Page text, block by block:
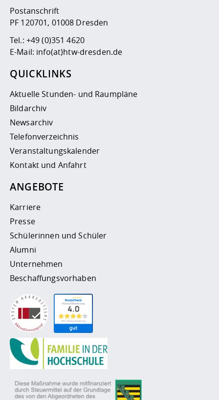
Postanschrift
PF 120701, 01008 Dresden
Tel.: +49 (0)351 4620
E-Mail: info(at)htw-dresden.de
QUICKLINKS
Aktuelle Stunden- und Raumpläne
Bildarchiv
Newsarchiv
Telefonverzeichnis
Veranstaltungskalender
Kontakt und Anfahrt
ANGEBOTE
Karriere
Presse
Schülerinnen und Schüler
Alumni
Unternehmen
Beschaffungsvorhaben